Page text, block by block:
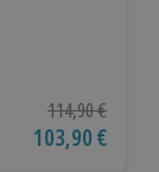
Ursprünglicher
114,90 €
Aktueller Preis
103,90 €